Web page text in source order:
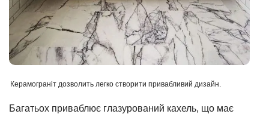
Керамограніт дозволить легко створити привабливий дизайн.
Багатьох приваблює глазурований кахель, що має